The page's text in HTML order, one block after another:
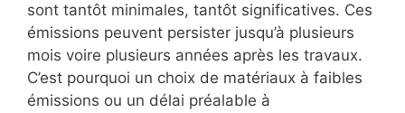
sont tantôt minimales, tantôt significatives. Ces
émissions peuvent persister jusqu’à plusieurs
mois voire plusieurs années après les travaux.
C’est pourquoi un choix de matériaux à faibles
émissions ou un délai préalable à